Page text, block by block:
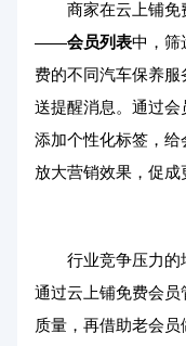
商家在云上铺免
——会员列表中，筛
费的不同汽车保养
送提醒消息。通过
添加个性化标签，给
放大营销效果，促成
行业竞争压力的
通过云上铺免费会
质量，再借助老会